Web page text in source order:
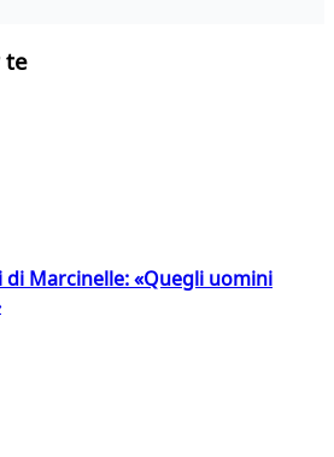
te
di Marcinelle: «Quegli uomini